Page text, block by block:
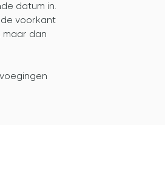
datum in.
voorkant
dan